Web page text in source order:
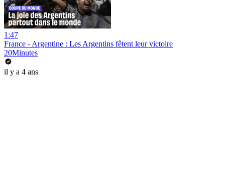
1:47
France - Argentine : Les Argentins fêtent leur victoire
20Minutes
il y a 4 ans